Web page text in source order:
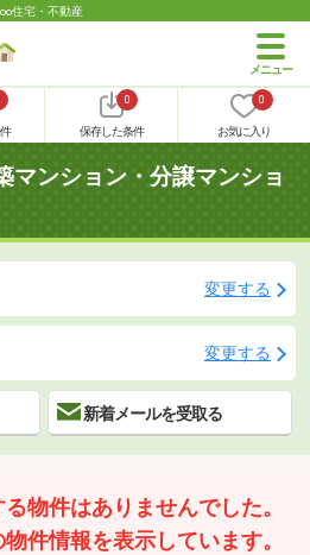
住宅・不動産
0
保存した条件
0
お気に入り
マンション・分譲マンショ
変更する
変更する
新着メールを受取る
物件はありませんでした。
件情報を表示しています。